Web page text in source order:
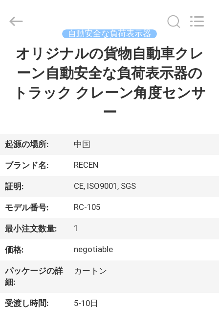
ク
ト
私
達
つ
い
て
supplier.
Copyright
Chengdu
Reserved.
自動安全な負荷表示器
オリジナルの貨物自動車クレ
ーン自動安全な負荷表示器の
トラック クレーン角度センサ
ー
起源の場所: 中国
ブランド名: RECEN
証明: CE, ISO9001, SGS
モデル番号: RC-105
最小注文数量: 1
価格: negotiable
パッケージの詳
細:
カートン
受渡し時間: 5-10日